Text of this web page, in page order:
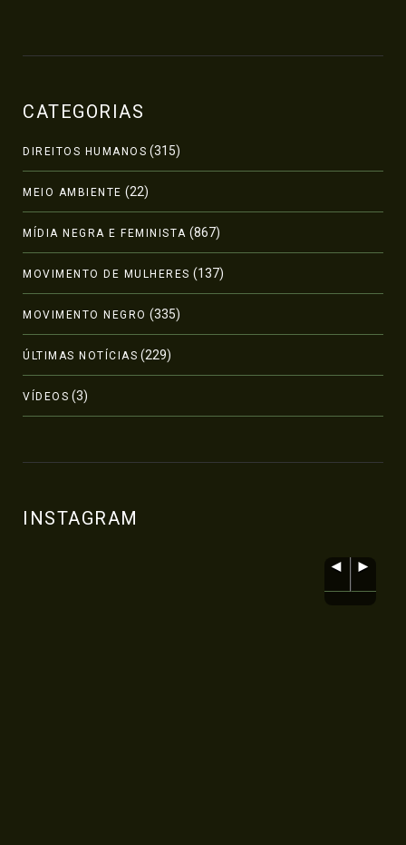
CATEGORIAS
DIREITOS HUMANOS (315)
MEIO AMBIENTE (22)
MÍDIA NEGRA E FEMINISTA (867)
MOVIMENTO DE MULHERES (137)
MOVIMENTO NEGRO (335)
ÚLTIMAS NOTÍCIAS (229)
VÍDEOS (3)
INSTAGRAM